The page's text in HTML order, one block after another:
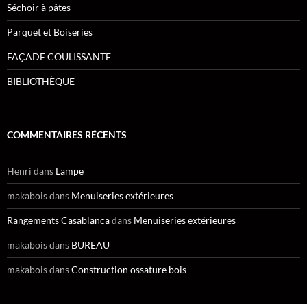
Séchoir à pâtes
Parquet et Boiseries
FAÇADE COULISSANTE
BIBLIOTHÈQUE
COMMENTAIRES RÉCENTS
Henri dans Lampe
makaboisdans Menuiseries extérieures
Rangements Casablancadans Menuiseries extérieures
makaboisdans BUREAU
makaboisdansConstruction ossature bois